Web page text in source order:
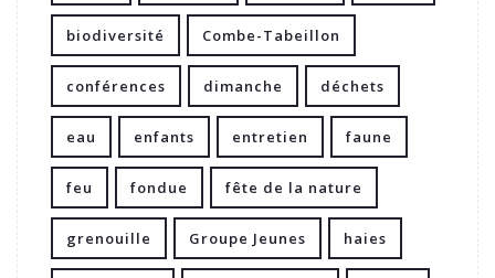
biodiversité Combe-Tabeillon
conférences dimanche déchets
eau enfants entretien faune
feu fondue fête de la nature
grenouille Groupe Jeunes haies